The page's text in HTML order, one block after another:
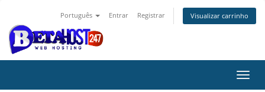
Português Entrar Registrar Visualizar carrinho